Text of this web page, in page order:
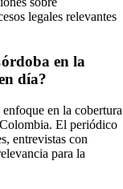
legales relevantes
en la
día?
en la cobertura
El periódico
entrevistas con
para la